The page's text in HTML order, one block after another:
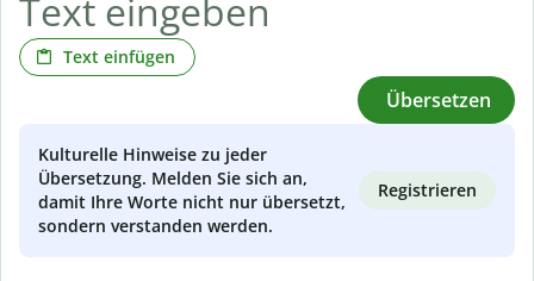
Text einfügen
Übersetzen
Kulturelle Hinweise zu jeder
Übersetzung. Melden Sie sich an,
damit Ihre Worte nicht nur übersetzt,
sondern verstanden werden.
Registrieren